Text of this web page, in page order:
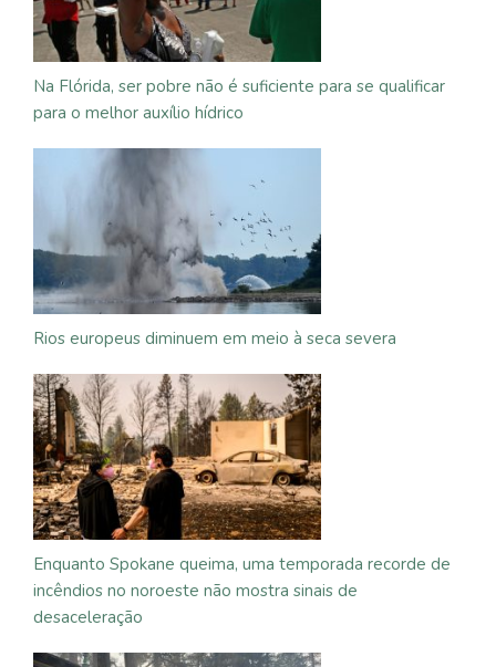
Na Flórida, ser pobre não é suficiente para se qualificar
para o melhor auxílio hídrico
Rios europeus diminuem em meio à seca severa
Enquanto Spokane queima, uma temporada recorde de
incêndios no noroeste não mostra sinais de
desaceleração